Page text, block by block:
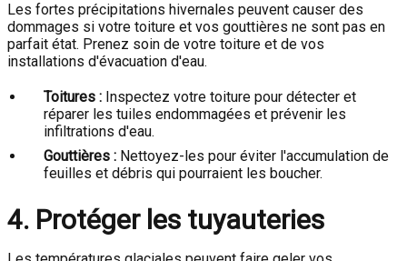
Les fortes précipitations hivernales peuvent causer des
dommages si votre toiture et vos gouttières ne sont pas en
parfait état. Prenez soin de votre toiture et de vos
installations d'évacuation d'eau.
Toitures : Inspectez votre toiture pour détecter et
réparer les tuiles endommagées et prévenir les
infiltrations d'eau.
Gouttières : Nettoyez-les pour éviter l'accumulation de
feuilles et débris qui pourraient les boucher.
4. Protéger les tuyauteries